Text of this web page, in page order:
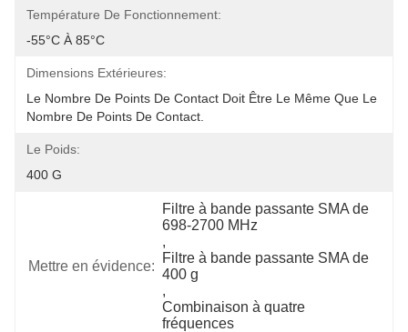
Température De Fonctionnement:
-55°C À 85°C
Dimensions Extérieures:
Le Nombre De Points De Contact Doit Être Le Même Que Le
Nombre De Points De Contact.
Le Poids:
400 G
Mettre en évidence:
Filtre à bande passante SMA de
698-2700 MHz
,
Filtre à bande passante SMA de
400 g
,
Combinaison à quatre
fréquences